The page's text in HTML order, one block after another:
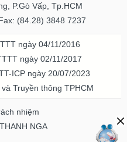
P.Gò Vấp, Tp.HCM
(84.28) 3848 7237
ngày 04/11/2016
ngày 02/11/2017
ICP ngày 20/07/2023
Truyền thông TPHCM
nhiệm
NGA